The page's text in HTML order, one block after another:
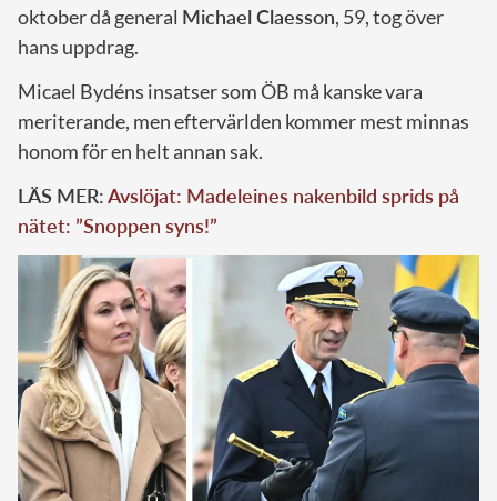
oktober då general Michael Claesson, 59, tog över
hans uppdrag.
Micael Bydéns insatser som ÖB må kanske vara
meriterande, men eftervärlden kommer mest minnas
honom för en helt annan sak.
LÄS MER:Avslöjat: Madeleines nakenbild sprids på
nätet: ”Snoppen syns!”